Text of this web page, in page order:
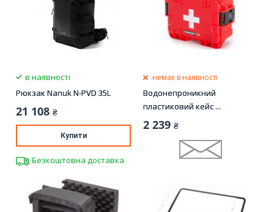
в наявності
Рюкзак Nanuk N-PVD 35L
21 108 ₴
Купити
Безкоштовна доставка
немає в наявності
Водонепроникний
пластиковий кейс ...
2 239 ₴